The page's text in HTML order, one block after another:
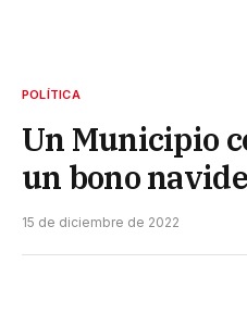
POLÍTICA
Un Municipio
un bono
15 de diciembre de 2022